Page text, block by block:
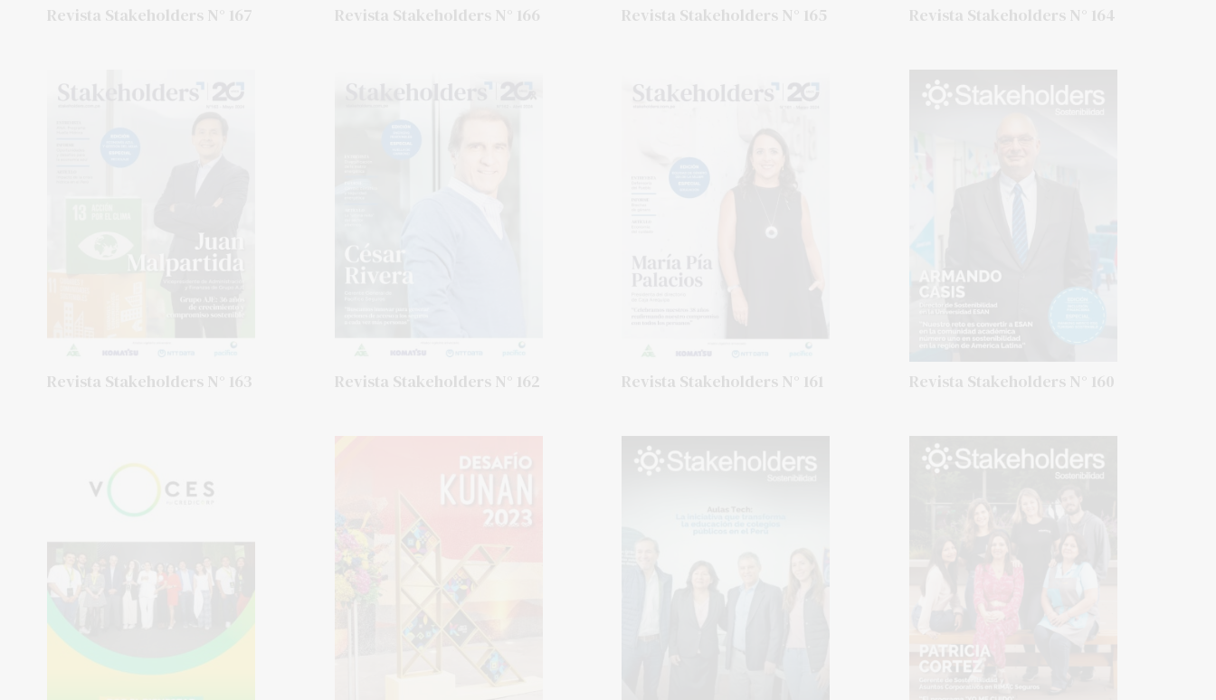
Revista Stakeholders N° 167 Revista Stakeholders N° 166 Revista Stakeholders N° 165 Revista Stakeholders N° 164
Revista Stakeholders N° 163 Revista Stakeholders N° 162 Revista Stakeholders N° 161 Revista Stakeholders N° 160